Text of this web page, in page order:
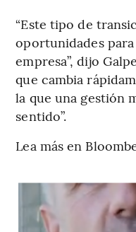
“Este tipo de
oportunidades
empresa”, dijo
que cambia
la que una gestión
sentido”.
Lea más en